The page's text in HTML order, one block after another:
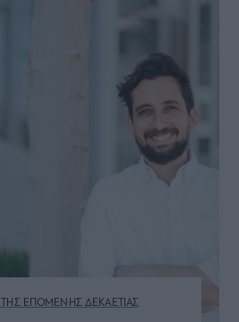
ΤΗΣ ΕΠΟΜΕΝΗΣ ΔΕΚΑΕΤΙΑΣ